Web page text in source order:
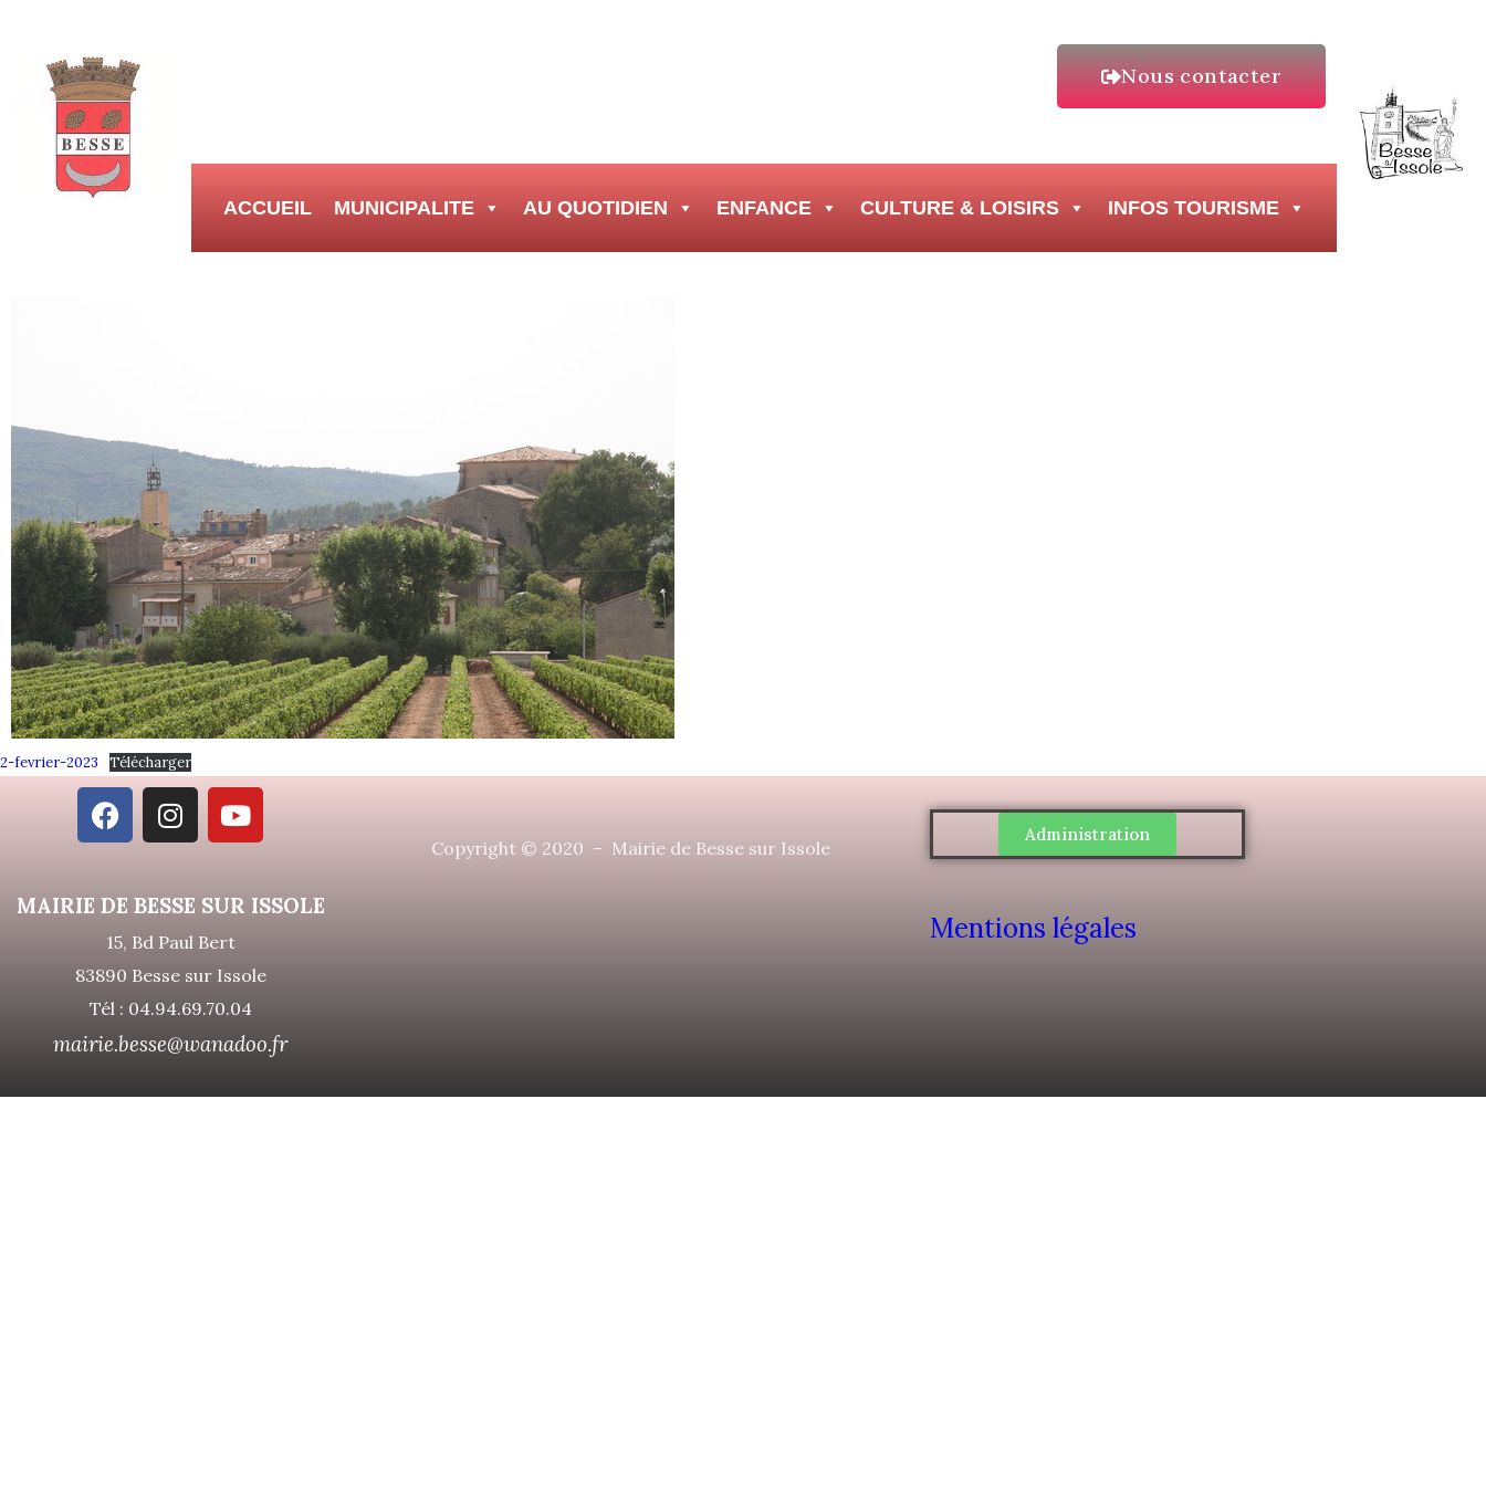
Nous contacter
ACCUEIL MUNICIPALITE AU QUOTIDIEN ENFANCE CULTURE & LOISIRS INFOS TOURISME
2-fevrier-2023 Télécharger
MAIRIE DE BESSE SUR ISSOLE
15, Bd Paul Bert
83890 Besse sur Issole
Tél : 04.94.69.70.04
mairie.besse@wanadoo.fr
Copyright © 2020 – Mairie de Besse sur Issole
Administration
Mentions légales